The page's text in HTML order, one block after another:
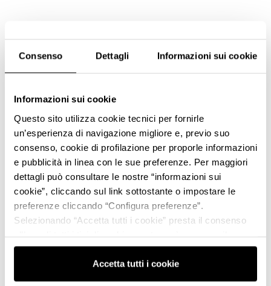
Consenso Dettagli Informazioni sui cookie
Informazioni sui cookie
Questo sito utilizza cookie tecnici per fornirle
un’esperienza di navigazione migliore e, previo suo
consenso, cookie di profilazione per proporle informazioni
e pubblicità in linea con le sue preferenze. Per maggiori
dettagli può consultare le nostre “informazioni sui
cookie”, cliccando sul link sottostante o impostare le
preferenze cliccando “Configura preferenze”.
Selezionando “Accetta tutti i cookie” presta il consenso
consenso cliccando su “Usa solo i cookie necessari” e
saranno attivati i soli cookie tecnici necessari al corretto
funzionamento del sito.
Accetta tutti i cookie